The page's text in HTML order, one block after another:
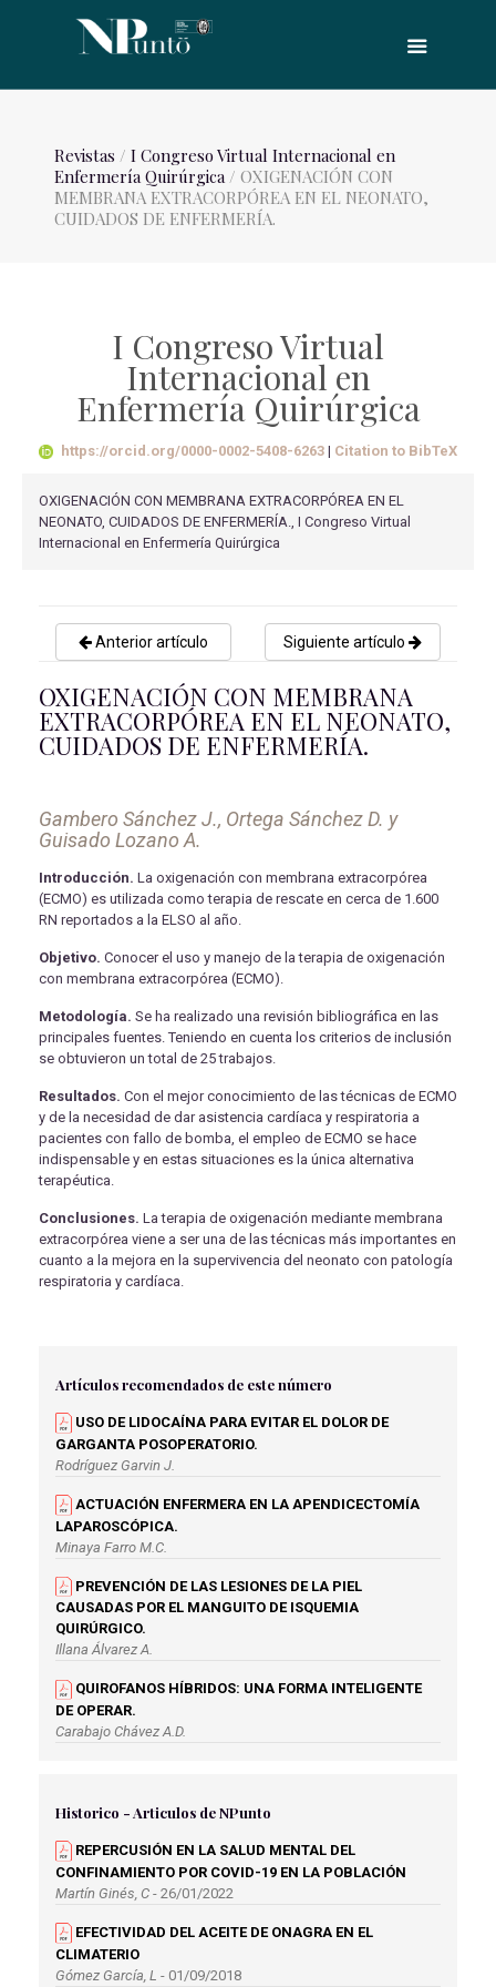
Revistas / I Congreso Virtual Internacional en
Enfermería Quirúrgica/ OXIGENACIÓN CON
MEMBRANA EXTRACORPÓREA EN EL NEONATO,
CUIDADOS DE ENFERMERÍA.
I Congreso Virtual
Internacional en
Enfermería Quirúrgica
https://orcid.org/0000-0002-5408-6263| Citation to BibTeX
OXIGENACIÓN CON MEMBRANA EXTRACORPÓREA EN EL
NEONATO, CUIDADOS DE ENFERMERÍA., I Congreso Virtual
Internacional en Enfermería Quirúrgica
Anterior artículo Siguiente artículo
OXIGENACIÓN CON MEMBRANA
EXTRACORPÓREA EN EL NEONATO,
CUIDADOS DE ENFERMERÍA.
Gambero Sánchez J., Ortega Sánchez D. y
Guisado Lozano A.
Introducción. La oxigenación con membrana extracorpórea
(ECMO) es utilizada como terapia de rescate en cerca de 1.600
RN reportados a la ELSO al año.
Objetivo. Conocer el uso y manejo de la terapia de oxigenación
con membrana extracorpórea (ECMO).
Metodología. Se ha realizado una revisión bibliográfica en las
principales fuentes. Teniendo en cuenta los criterios de inclusión
se obtuvieron un total de 25 trabajos.
Resultados. Con el mejor conocimiento de las técnicas de ECMO
y de la necesidad de dar asistencia cardíaca y respiratoria a
pacientes con fallo de bomba, el empleo de ECMO se hace
indispensable y en estas situaciones es la única alternativa
terapéutica.
Conclusiones. La terapia de oxigenación mediante membrana
extracorpórea viene a ser una de las técnicas más importantes en
cuanto a la mejora en la supervivencia del neonato con patología
respiratoria y cardíaca.
Artículos recomendados de este número
USO DE LIDOCAÍNA PARA EVITAR EL DOLOR DE
GARGANTA POSOPERATORIO.
Rodríguez Garvin J.
ACTUACIÓN ENFERMERA EN LA APENDICECTOMÍA
LAPAROSCÓPICA.
Minaya Farro M.C.
PREVENCIÓN DE LAS LESIONES DE LA PIEL
CAUSADAS POR EL MANGUITO DE ISQUEMIA
QUIRÚRGICO.
Illana Álvarez A.
QUIROFANOS HÍBRIDOS: UNA FORMA INTELIGENTE
DE OPERAR.
Carabajo Chávez A.D.
Fernández Rodríguez A.
RECOMENDACIONES Y ABORDAJE DE ENFERMERÍA A
PACIENTES MASTECTOMIZADAS.
Álvarez Torres E.M.
VALORACIÓN Y MANEJO DEL DOLOR
POSOPERATORIO.
Morales Gómez A.M.
Historico - Articulos de NPunto
REPERCUSIÓN EN LA SALUD MENTAL DEL
CONFINAMIENTO POR COVID-19 EN LA POBLACIÓN
Martín Ginés, C - 26/01/2022
EFECTIVIDAD DEL ACEITE DE ONAGRA EN EL
CLIMATERIO
Gómez García, L - 01/09/2018